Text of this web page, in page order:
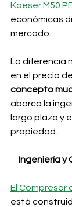
Kaeser M50
económicas
mercado.
La diferencia
en el precio
concepto
abarca la
largo plazo y
propiedad.
Ingeniería y
El Compresor
está